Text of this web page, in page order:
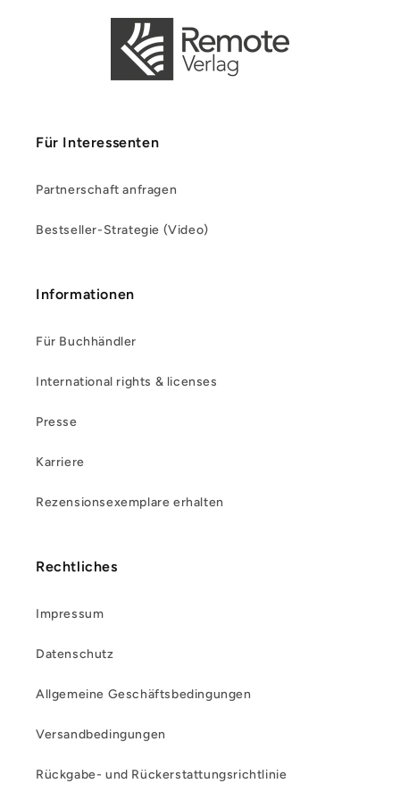
Für Interessenten
Partnerschaft anfragen
Bestseller-Strategie (Video)
Informationen
Für Buchhändler
International rights & licenses
Presse
Karriere
Rezensionsexemplare erhalten
Rechtliches
Impressum
Datenschutz
Allgemeine Geschäftsbedingungen
Versandbedingungen
Rückgabe- und Rückerstattungsrichtlinie